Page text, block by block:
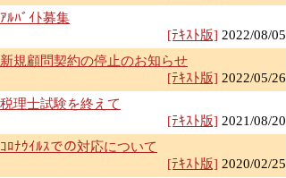
ｱﾙﾊﾞｲﾄ募集
[ﾃｷｽﾄ版] 2022/08/05
新規顧問契約の停止のお知らせ
[ﾃｷｽﾄ版] 2022/05/26
税理士試験を終えて
[ﾃｷｽﾄ版] 2021/08/20
ｺﾛﾅｳｲﾙｽでの対応について
[ﾃｷｽﾄ版] 2020/02/25